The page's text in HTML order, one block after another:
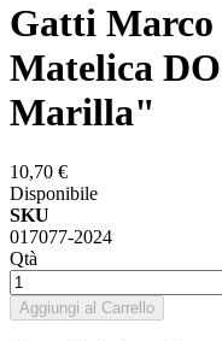
Gatti Marco
Matelica
Marilla"
10,70 €
Disponibile
SKU
017077-2024
Qtà
Aggiungi al Carrello